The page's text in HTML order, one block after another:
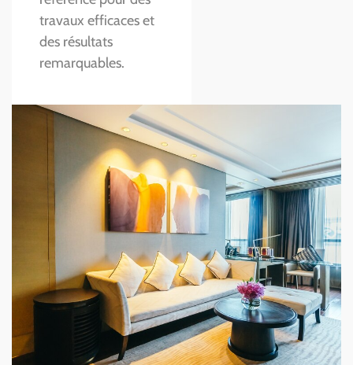
travaux efficaces et
des résultats
remarquables.